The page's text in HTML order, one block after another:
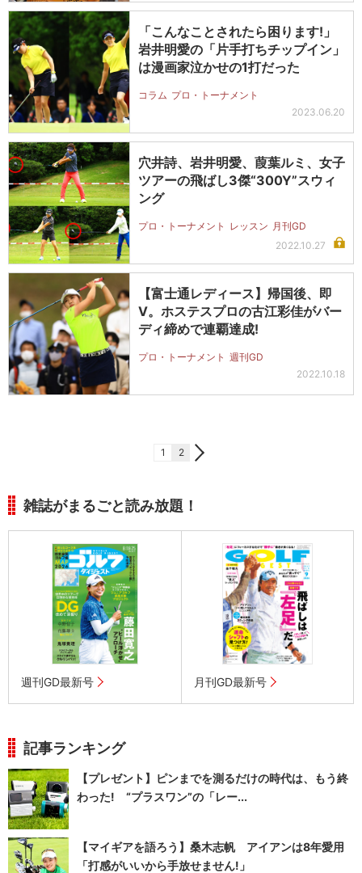
「こんなことされたら困ります!」
岩井明愛の「片手打ちチップイン」
は漫画家泣かせの1打だった
コラム プロ・トーナメント
2023.06.20
穴井詩、岩井明愛、葭葉ルミ、女子
ツアーの飛ばし3傑“300Y”スウィ
ング
プロ・トーナメント レッスン 月刊GD
2022.10.27
【富士通レディース】帰国後、即
V。ホステスプロの古江彩佳がバー
ディ締めで連覇達成!
プロ・トーナメント 週刊GD
2022.10.18
1 2
雑誌がまるごと読み放題！
週刊GD最新号 月刊GD最新号
記事ランキング
【プレゼント】ピンまでを測るだけの時代は、もう終
わった! “プラスワン”の「レー...
【マイギアを語ろう】桑木志帆 アイアンは8年愛用
「打感がいいから手放せません!」